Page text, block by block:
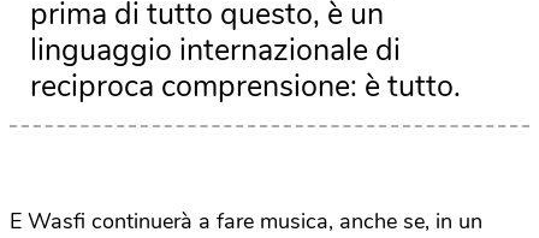
prima di tutto questo, è un
linguaggio internazionale di
reciproca comprensione: è tutto.
E Wasfi continuerà a fare musica, anche se, in un